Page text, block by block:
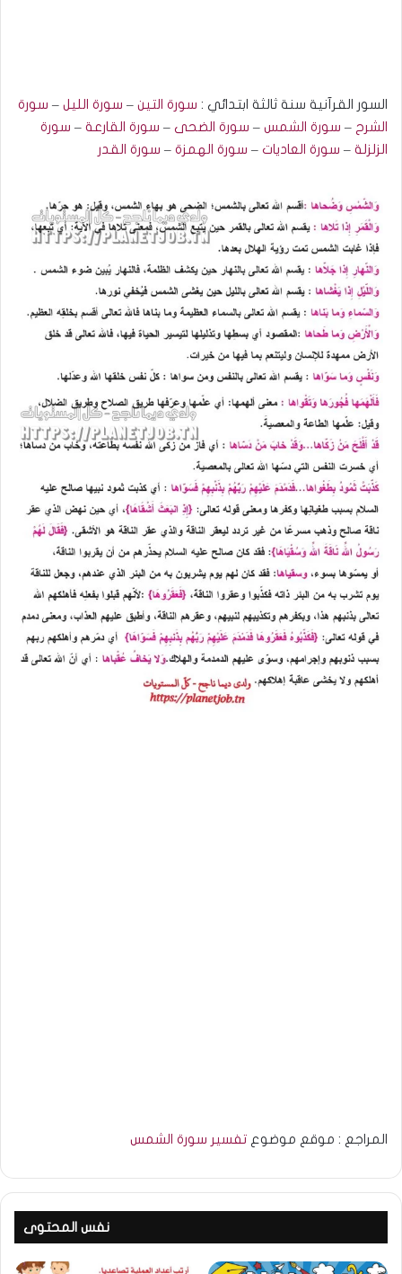
السور القرآنية سنة ثالثة ابتدائي : سورة التين – سورة الليل – سورة
الشرح – سورة الشمس – سورة الضحى – سورة القارعة – سورة
الزلزلة – سورة العاديات – سورة الهمزة – سورة القدر
المراجع : موقع موضوع تفسير سورة الشمس
نفس المحتوى